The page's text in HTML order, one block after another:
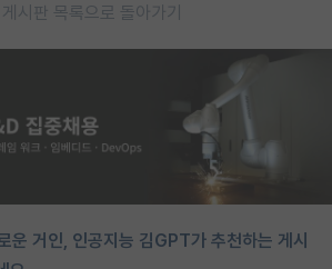
게시판 목록으로 돌아가기
운 거인, 인공지능 김GPT가 추천하는 게시